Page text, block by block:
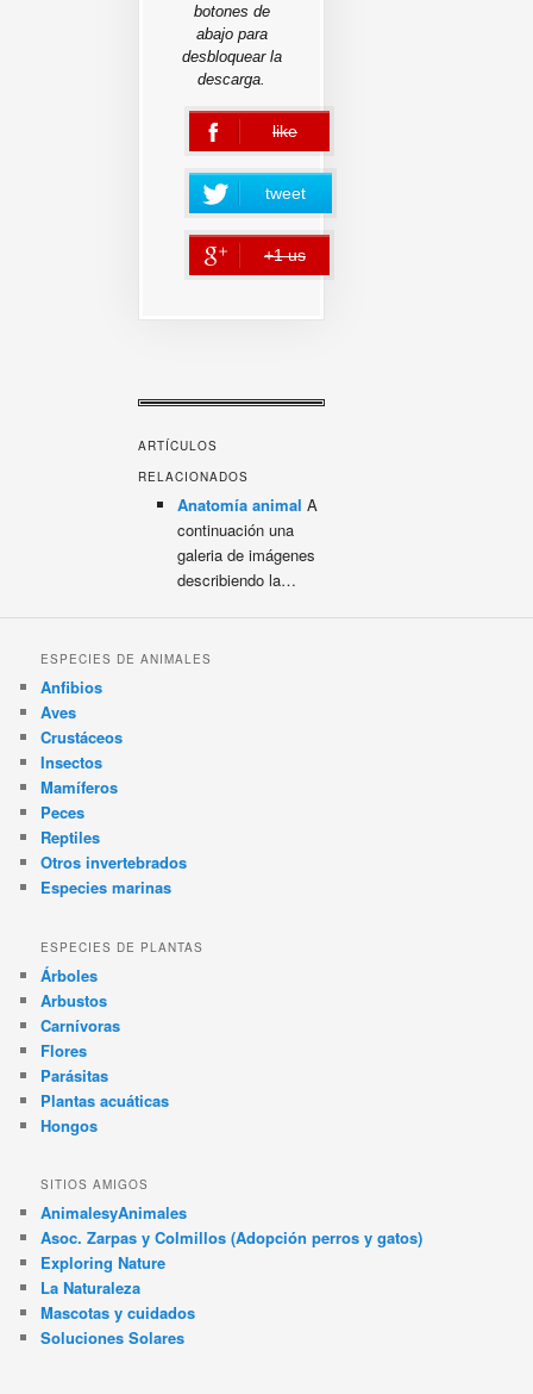
botones de
abajo para
desbloquear la
descarga.
like
error
tweet
+1 us
error
ARTÍCULOS
RELACIONADOS
Anatomía animal A
continuación una
galeria de imágenes
describiendo la…
ESPECIES DE ANIMALES
Anfibios
Aves
Crustáceos
Insectos
Mamíferos
Peces
Reptiles
Otros invertebrados
Especies marinas
ESPECIES DE PLANTAS
Árboles
Arbustos
Carnívoras
Flores
Parásitas
Plantas acuáticas
Hongos
SITIOS AMIGOS
AnimalesyAnimales
Asoc. Zarpas y Colmillos (Adopción perros y gatos)
Exploring Nature
La Naturaleza
Mascotas y cuidados
Soluciones Solares